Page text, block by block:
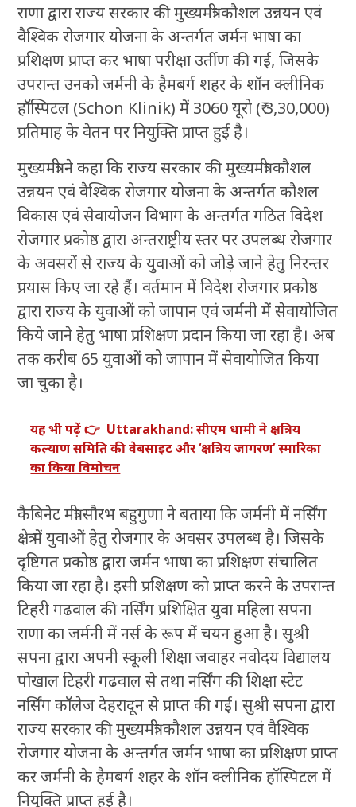
राणा द्वारा राज्य सरकार की मुख्यमंत्री कौशल उन्नयन एवं
वैश्विक रोजगार योजना के अन्तर्गत जर्मन भाषा का
प्रशिक्षण प्राप्त कर भाषा परीक्षा उर्तीण की गई, जिसके
उपरान्त उनको जर्मनी के हैमबर्ग शहर के शॉन क्लीनिक
हॉस्पिटल (Schon Klinik) में 3060 यूरो (₹ 3,30,000)
प्रतिमाह के वेतन पर नियुक्ति प्राप्त हुई है।
मुख्यमंत्री ने कहा कि राज्य सरकार की मुख्यमंत्री कौशल
उन्नयन एवं वैश्विक रोजगार योजना के अन्तर्गत कौशल
विकास एवं सेवायोजन विभाग के अन्तर्गत गठित विदेश
रोजगार प्रकोष्ठ द्वारा अन्तराष्ट्रीय स्तर पर उपलब्ध रोजगार
के अवसरों से राज्य के युवाओं को जोड़े जाने हेतु निरन्तर
प्रयास किए जा रहे हैं। वर्तमान में विदेश रोजगार प्रकोष्ठ
द्वारा राज्य के युवाओं को जापान एवं जर्मनी में सेवायोजित
किये जाने हेतु भाषा प्रशिक्षण प्रदान किया जा रहा है। अब
तक करीब 65 युवाओं को जापान में सेवायोजित किया
जा चुका है।
यह भी पढ़ें 👉 Uttarakhand: सीएम धामी ने क्षत्रिय
कल्याण समिति की वेबसाइट और ‘क्षत्रिय जागरण’ स्मारिका
का किया विमोचन
कैबिनेट मंत्री सौरभ बहुगुणा ने बताया कि जर्मनी में नर्सिंग
क्षेत्र में युवाओं हेतु रोजगार के अवसर उपलब्ध है। जिसके
दृष्टिगत प्रकोष्ठ द्वारा जर्मन भाषा का प्रशिक्षण संचालित
किया जा रहा है। इसी प्रशिक्षण को प्राप्त करने के उपरान्त
टिहरी गढवाल की नर्सिंग प्रशिक्षित युवा महिला सपना
राणा का जर्मनी में नर्स के रूप में चयन हुआ है। सुश्री
सपना द्वारा अपनी स्कूली शिक्षा जवाहर नवोदय विद्यालय
पोखाल टिहरी गढवाल से तथा नर्सिंग की शिक्षा स्टेट
नर्सिंग कॉलेज देहरादून से प्राप्त की गई। सुश्री सपना द्वारा
राज्य सरकार की मुख्यमंत्री कौशल उन्नयन एवं वैश्विक
रोजगार योजना के अन्तर्गत जर्मन भाषा का प्रशिक्षण प्राप्त
कर जर्मनी के हैमबर्ग शहर के शॉन क्लीनिक हॉस्पिटल में
नियुक्ति प्राप्त हुई है।